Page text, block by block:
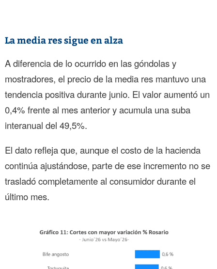
La media res sigue en alza
A diferencia de lo ocurrido en las góndolas y
mostradores, el precio de la media res mantuvo una
tendencia positiva durante junio. El valor aumentó un
0,4% frente al mes anterior y acumula una suba
interanual del 49,5%.
El dato refleja que, aunque el costo de la hacienda
continúa ajustándose, parte de ese incremento no se
trasladó completamente al consumidor durante el
último mes.